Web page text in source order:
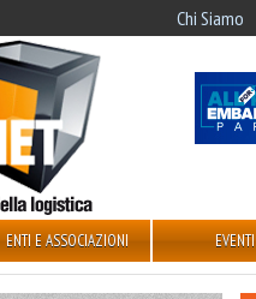
Chi Siamo
ENTI E ASSOCIAZIONI EVENTI